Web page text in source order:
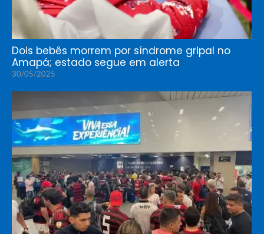
Dois bebês morrem por síndrome gripal no
Amapá; estado segue em alerta
30/05/2025